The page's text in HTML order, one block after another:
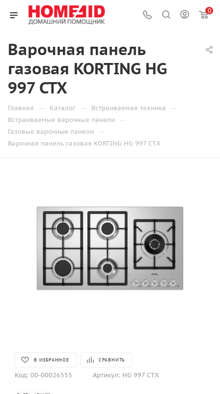
0
Варочная панель
газовая KORTING HG
997 CTX
Главная — Каталог — Встраиваемая техника —
Встраиваемые варочные панели —
Газовые варочные панели —
Варочная панель газовая KORTING HG 997 CTX
В ИЗБРАННОЕ СРАВНИТЬ
Код: 00-00026555 Артикул: HG 997 CTX